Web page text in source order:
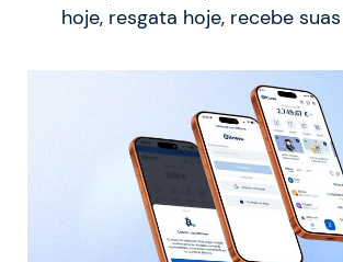
hoje, resgata hoje, recebe